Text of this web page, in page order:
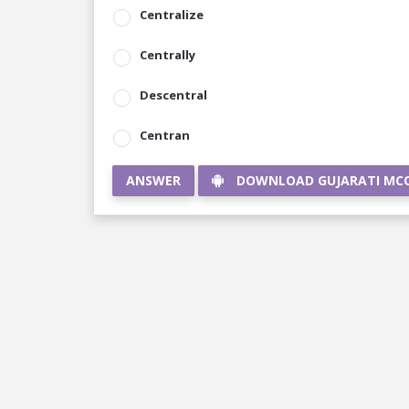
Centralize
Centrally
Descentral
Centran
ANSWER DOWNLOAD GUJARATI